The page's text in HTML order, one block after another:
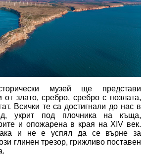
музей ще представи
от злато, сребро, сребро с позлата,
Всички те са достигнали до нас в
укрит под плочника на къща,
и опожарена в края на XIV век.
и не е успял да се върне за
глинен трезор, грижливо поставен